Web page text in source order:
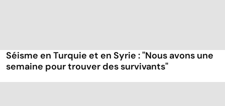
Séisme en Turquie et en Syrie : "Nous avons une
semaine pour trouver des survivants"